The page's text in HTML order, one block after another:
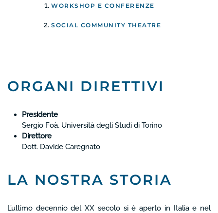
WORKSHOP E CONFERENZE
SOCIAL COMMUNITY THEATRE
ORGANI DIRETTIVI
Presidente
Sergio Foà, Università degli Studi di Torino
Direttore
Dott. Davide Caregnato
LA NOSTRA STORIA
L’ultimo decennio del XX secolo si è aperto in Italia e nel